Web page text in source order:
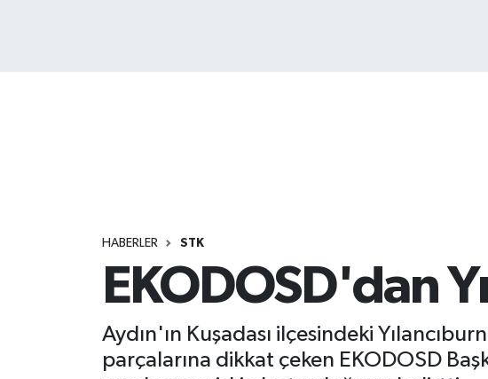
HABERLER STK
EKODOSD'dan
Aydın'ın Kuşadası ilçesindeki
parçalarına dikkat çeken EKODOSD